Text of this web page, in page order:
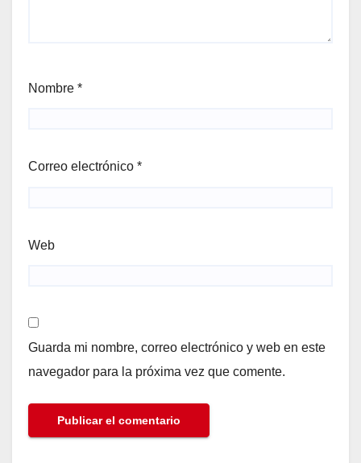
Nombre *
Correo electrónico *
Web
Guarda mi nombre, correo electrónico y web en este
navegador para la próxima vez que comente.